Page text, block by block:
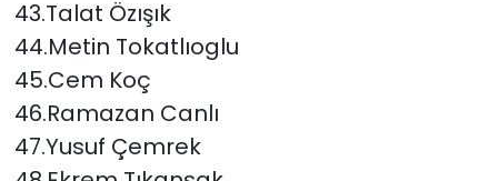
43.Talat Özışık
44.Metin Tokatlıoglu
45.Cem Koç
46.Ramazan Canlı
47.Yusuf Çemrek